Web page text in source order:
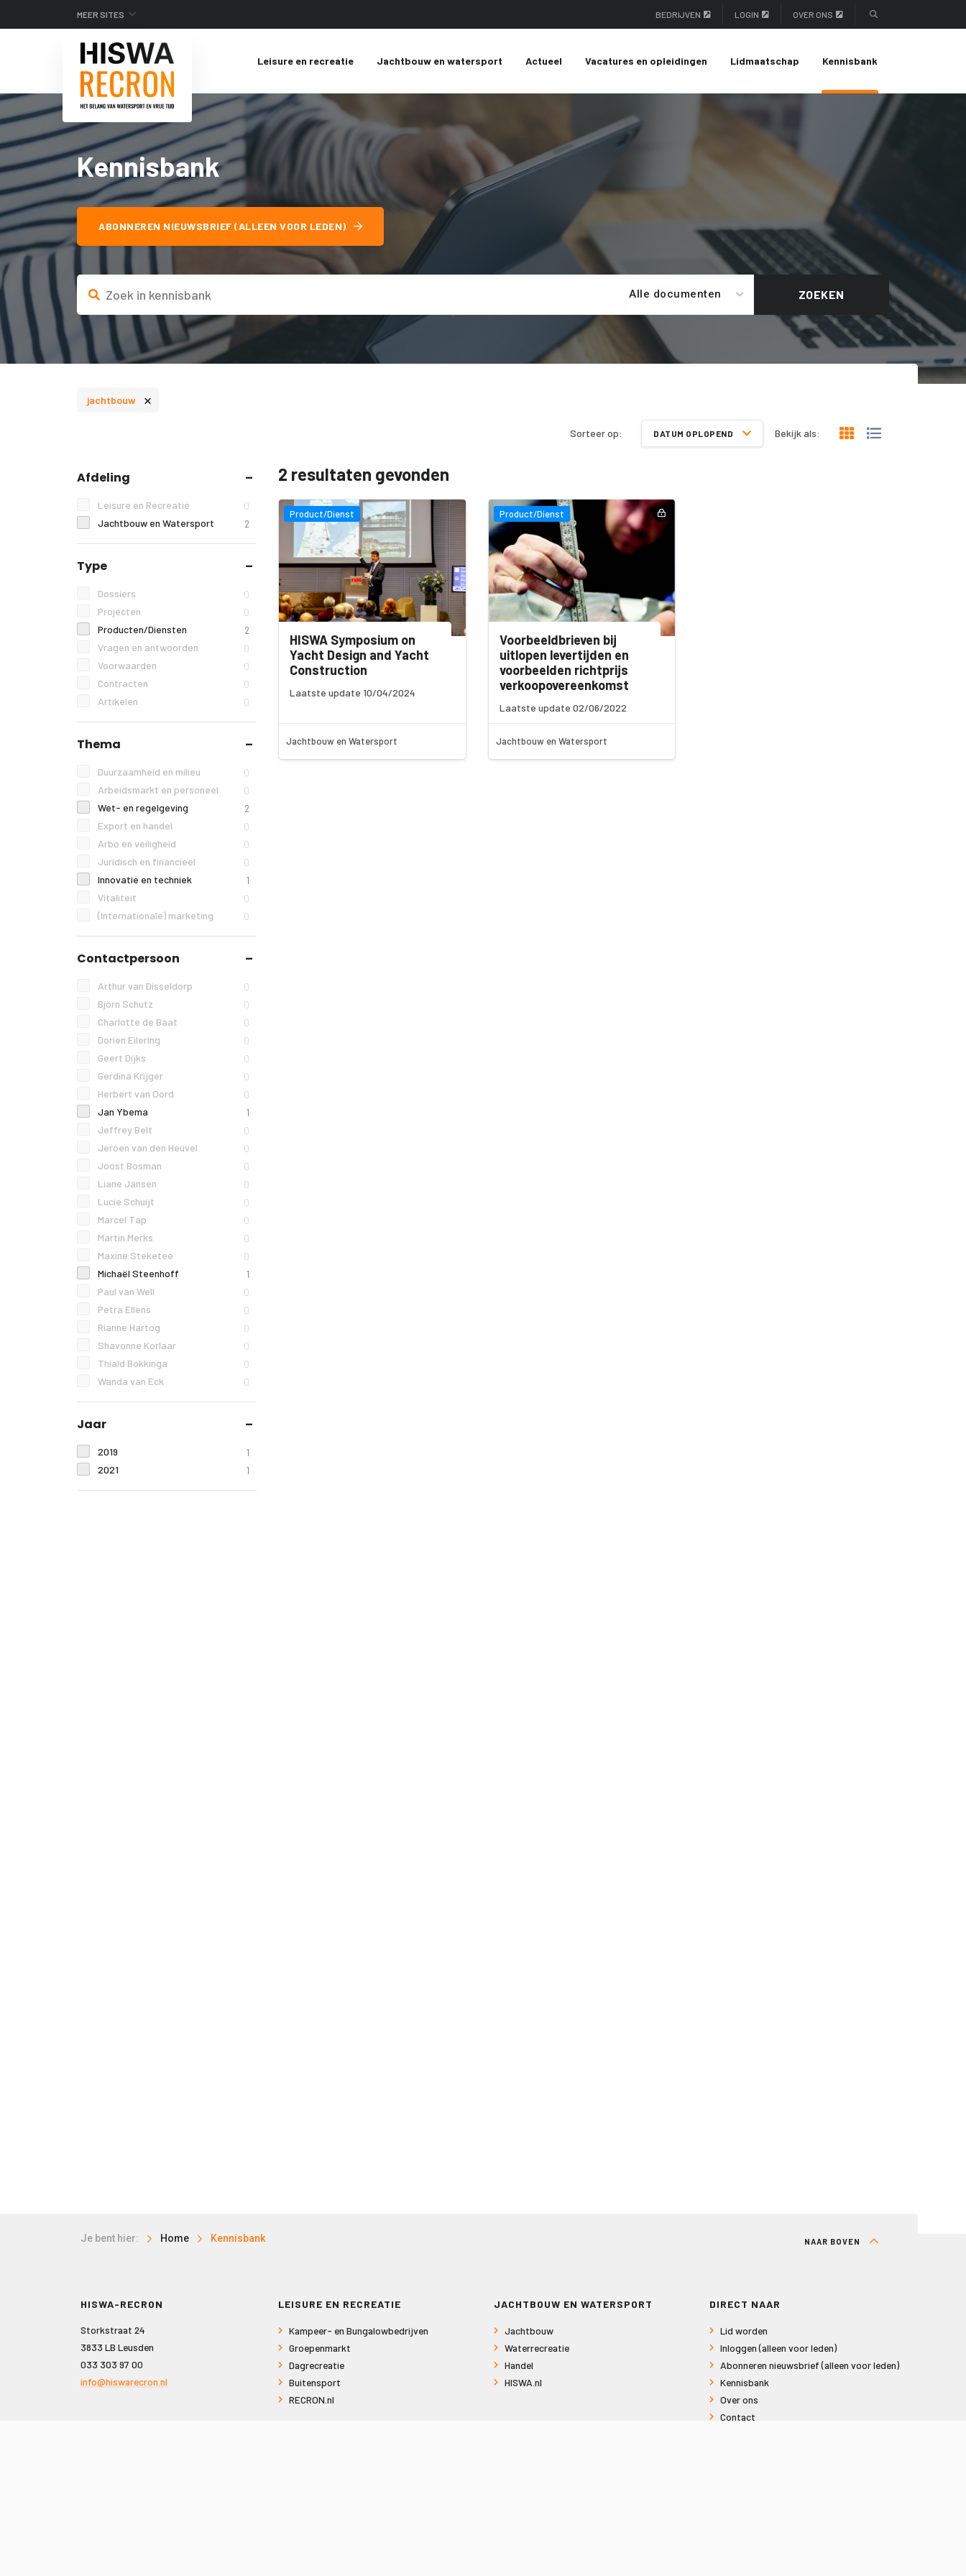
MEER SITES BEDRIJVEN LOGIN OVER ONS
Leisure en recreatie Jachtbouw en watersport Actueel Vacatures en opleidingen Lidmaatschap Kennisbank
Kennisbank
ABONNEREN NIEUWSBRIEF (ALLEEN VOOR LEDEN)
Alle documenten ZOEKEN
jachtbouw ×
Sorteer op: DATUM OPLOPEND Bekijk als:
Afdeling
Leisure en Recreatie 0
Jachtbouw en Watersport 2
Type
Dossiers 0
Projecten 0
Producten/Diensten 2
Vragen en antwoorden 0
Voorwaarden 0
Contracten 0
Artikelen 0
Thema
Duurzaamheid en milieu 0
Arbeidsmarkt en personeel 0
Wet- en regelgeving 2
Export en handel 0
Arbo en veiligheid 0
Juridisch en financieel 0
Innovatie en techniek 1
Vitaliteit 0
(Internationale) marketing 0
Contactpersoon
Arthur van Disseldorp 0
Björn Schutz 0
Charlotte de Baat 0
Dorien Eilering 0
Geert Dijks 0
Gerdina Krijger 0
Herbert van Oord 0
Jan Ybema 1
Jeffrey Belt 0
Jeroen van den Heuvel 0
Joost Bosman 0
Liane Jansen 0
Lucie Schuijt 0
Marcel Tap 0
Martin Merks 0
Maxine Steketee 0
Michaël Steenhoff 1
Paul van Well 0
Petra Ellens 0
Rianne Hartog 0
Shavonne Korlaar 0
Thiald Bokkinga 0
Wanda van Eck 0
Jaar
2019 1
2021 1
2 resultaten gevonden
Product/Dienst
HISWA Symposium on
Yacht Design and Yacht
Construction
Laatste update 10/04/2024
Jachtbouw en Watersport
Product/Dienst
Voorbeeldbrieven bij
uitlopen levertijden en
voorbeelden richtprijs
verkoopovereenkomst
Laatste update 02/06/2022
Jachtbouw en Watersport
Je bent hier: Home Kennisbank NAAR BOVEN
HISWA-RECRON
Storkstraat 24
3833 LB Leusden
033 303 97 00
info@hiswarecron.nl
LEISURE EN RECREATIE
Kampeer- en Bungalowbedrijven
Groepenmarkt
Dagrecreatie
Buitensport
RECRON.nl
JACHTBOUW EN WATERSPORT
Jachtbouw
Waterrecreatie
Handel
HISWA.nl
DIRECT NAAR
Lid worden
Inloggen (alleen voor leden)
Abonneren nieuwsbrief (alleen voor leden)
Kennisbank
Over ons
Contact